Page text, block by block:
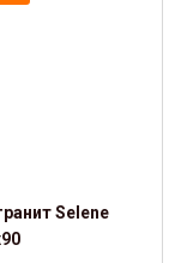
Selene